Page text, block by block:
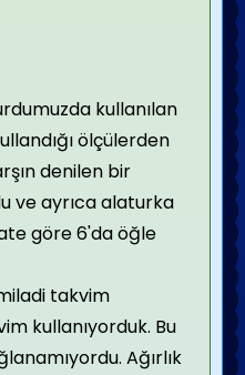
kullanılan
ölçülerden
denilen bir
ve ayrıca alaturka
göre 6'da öğle
takvim
kullanıyorduk. Bu
Ağırlık